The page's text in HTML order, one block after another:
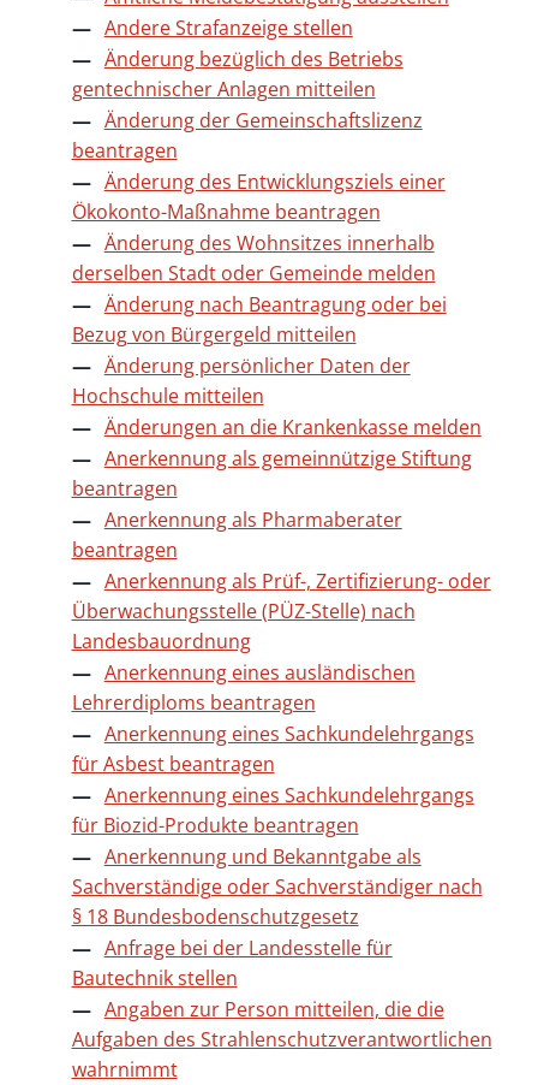
Andere Strafanzeige stellen
Änderung bezüglich des Betriebs
gentechnischer Anlagen mitteilen
Änderung der Gemeinschaftslizenz
beantragen
Änderung des Entwicklungsziels einer
Ökokonto-Maßnahme beantragen
Änderung des Wohnsitzes innerhalb
derselben Stadt oder Gemeinde melden
Änderung nach Beantragung oder bei
Bezug von Bürgergeld mitteilen
Änderung persönlicher Daten der
Hochschule mitteilen
Änderungen an die Krankenkasse melden
Anerkennung als gemeinnützige Stiftung
beantragen
Anerkennung als Pharmaberater
beantragen
Anerkennung als Prüf-, Zertifizierung- oder
Überwachungsstelle (PÜZ-Stelle) nach
Landesbauordnung
Anerkennung eines ausländischen
Lehrerdiploms beantragen
Anerkennung eines Sachkundelehrgangs
für Asbest beantragen
Anerkennung eines Sachkundelehrgangs
für Biozid-Produkte beantragen
Anerkennung und Bekanntgabe als
Sachverständige oder Sachverständiger nach
§ 18 Bundesbodenschutzgesetz
Anfrage bei der Landesstelle für
Bautechnik stellen
Angaben zur Person mitteilen, die die
Aufgaben des Strahlenschutzverantwortlichen
wahrnimmt